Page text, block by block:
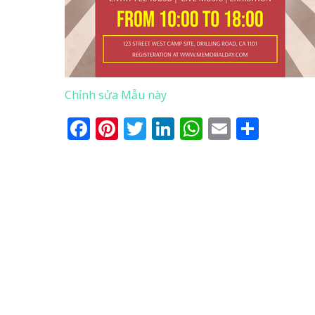
Chỉnh sửa Mẫu này
Facebook
Pinterest
Twitter
LinkedIn
WhatsApp
Email